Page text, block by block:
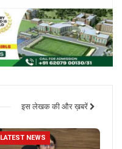
इस लेखक की और ख़बरें
LATEST NEWS